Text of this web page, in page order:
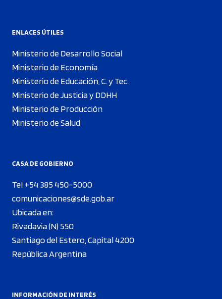
ENLACES ÚTILES
Ministerio de Desarrollo Social
Ministerio de Economía
Ministerio de Educación, C. y Tec.
Ministerio de Justicia y DDHH
Ministerio de Producción
Ministerio de Salud
CASA DE GOBIERNO
Tel +54 385 450-5000
comunicaciones@sde.gob.ar
Ubicada en:
Rivadavia (N) 550
Santiago del Estero, Capital 4200
República Argentina
INFORMACIÓN DE INTERÉS